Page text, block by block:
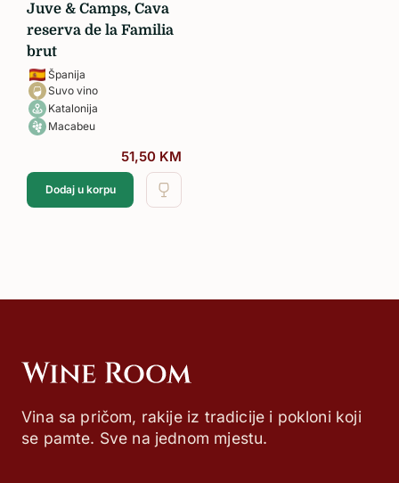
Juve & Camps, Cava
reserva de la Familia
brut
Španija
Suvo vino
Katalonija
Macabeu
51,50 KM
Dodaj u korpu
Vina sa pričom, rakije iz tradicije i pokloni koji
se pamte. Sve na jednom mjestu.